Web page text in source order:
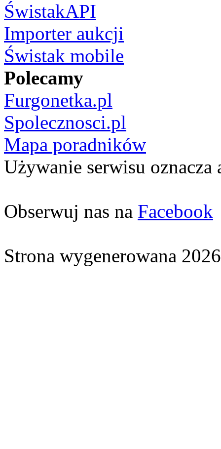
ŚwistakAPI
Importer aukcji
Świstak mobile
Polecamy
Furgonetka.pl
Spolecznosci.pl
Mapa poradników
Używanie serwisu oznacza
Obserwuj nas na Facebook
Strona wygenerowana